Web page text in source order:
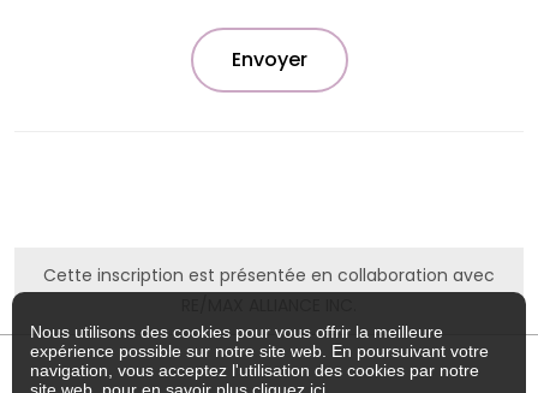
Envoyer
Cette inscription est présentée en collaboration avec
Nous utilisons des cookies pour vous offrir la meilleure
expérience possible sur notre site web. En poursuivant votre
navigation, vous acceptez l'utilisation des cookies par notre